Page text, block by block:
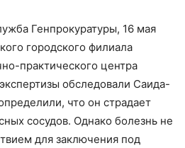
Генпрокуратуры, 16 мая
городского филиала
практического центра
обследовали Саида-
что он страдает
сосудов. Однако болезнь не
для заключения под